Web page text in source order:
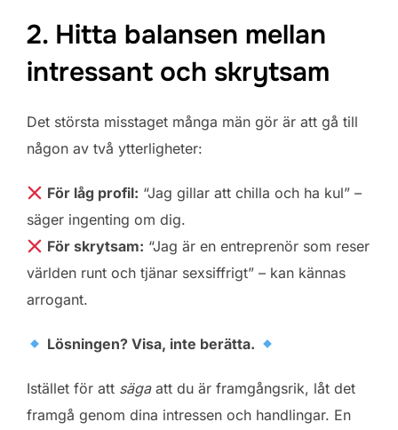
2. Hitta balansen mellan
intressant och skrytsam
Det största misstaget många män gör är att gå till
någon av två ytterligheter:
För låg profil: “Jag gillar att chilla och ha kul” –
säger ingenting om dig.
För skrytsam: “Jag är en entreprenör som reser
världen runt och tjänar sexsiffrigt” – kan kännas
arrogant.
Lösningen? Visa, inte berätta.
Istället för att sägaatt du är framgångsrik, låt det
framgå genom dina intressen och handlingar. En